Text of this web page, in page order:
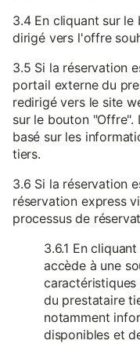
3.4 En cliquant sur
dirigé vers l'offre
3.5 Si la réservation
portail externe du
redirigé vers le site
sur le bouton "Offre".
basé sur les
tiers.
3.6 Si la réservation
réservation express
processus de
3.6.1 En
accède à une
du prestataire
notamment
disponibles et